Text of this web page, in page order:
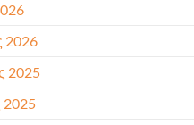
2026
2025
2025